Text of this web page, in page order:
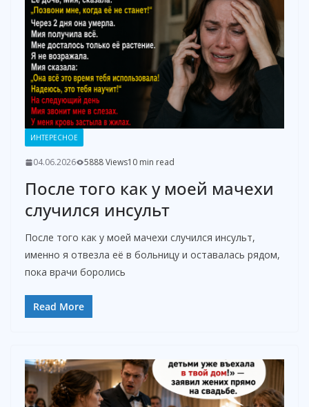
ИНТЕРЕСНОЕ
04.06.2026 5888 Views10 min read
После того как у моей мачехи
случился инсульт
После того как у моей мачехи случился инсульт,
именно я отвезла её в больницу и оставалась рядом,
пока врачи боролись
Read More